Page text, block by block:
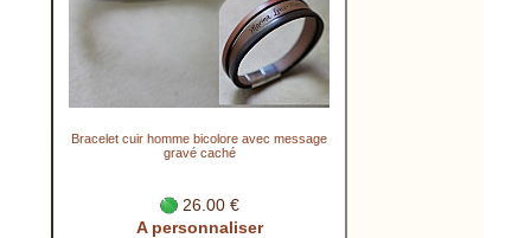
Bracelet cuir homme bicolore avec message
gravé caché
26.00 €
A personnaliser